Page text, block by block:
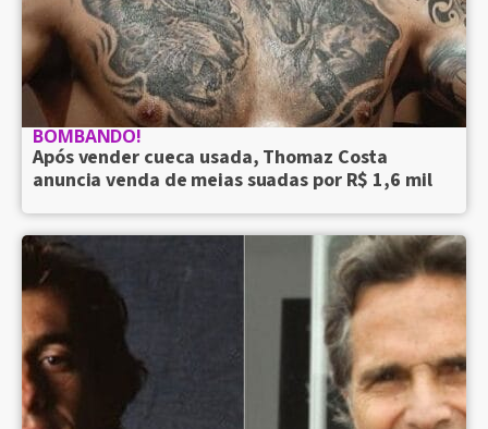
BOMBANDO!
Após vender cueca usada, Thomaz Costa
anuncia venda de meias suadas por R$ 1,6 mil